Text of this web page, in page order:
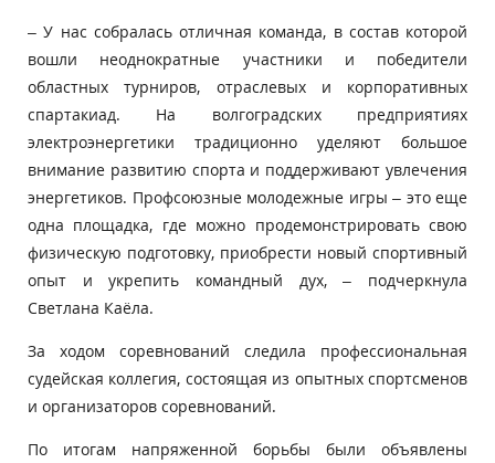
– У нас собралась отличная команда, в состав которой
вошли неоднократные участники и победители
областных турниров, отраслевых и корпоративных
спартакиад. На волгоградских предприятиях
электроэнергетики традиционно уделяют большое
внимание развитию спорта и поддерживают увлечения
энергетиков. Профсоюзные молодежные игры – это еще
одна площадка, где можно продемонстрировать свою
физическую подготовку, приобрести новый спортивный
опыт и укрепить командный дух, – подчеркнула
Светлана Каёла.
За ходом соревнований следила профессиональная
судейская коллегия, состоящая из опытных спортсменов
и организаторов соревнований.
По итогам напряженной борьбы были объявлены